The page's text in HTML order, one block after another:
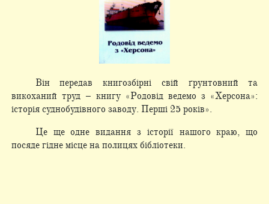
Він передав книгозбірні свій ґрунтовний та
викоханий труд – книгу «Родовід ведемо з «Херсона»:
історія суднобудівного заводу. Перші 25 років».
Це ще одне видання з історії нашого краю, що
посяде гідне місце на полицях бібліотеки.